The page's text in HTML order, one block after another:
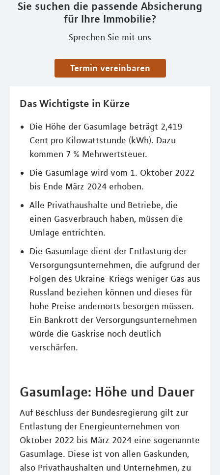
Sie suchen die passende Absicherung
für Ihre Immobilie?
Sprechen Sie mit uns
Termin vereinbaren
Das Wichtigste in Kürze
Die Höhe der Gasumlage beträgt 2,419
Cent pro Kilowattstunde (kWh). Dazu
kommen 7 % Mehrwertsteuer.
Die Gasumlage wird vom 1. Oktober 2022
bis Ende März 2024 erhoben.
Alle Privathaushalte und Betriebe, die
einen Gasverbrauch haben, müssen die
Umlage entrichten.
Die Gasumlage dient der Entlastung der
Versorgungsunternehmen, die aufgrund der
Folgen des Ukraine-Kriegs weniger Gas aus
Russland beziehen können und dieses für
hohe Preise andernorts besorgen müssen.
Ein Bankrott der Versorgungsunternehmen
würde die Gaskrise noch deutlich
verschärfen.
Gasumlage: Höhe und Dauer
Auf Beschluss der Bundesregierung gilt zur
Entlastung der Energieunternehmen von
Oktober 2022 bis März 2024 eine sogenannte
Gasumlage. Diese ist von allen Gaskunden,
also Privathaushalten und Unternehmen, zu